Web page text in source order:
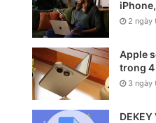
2 ngày
Apple
trong 4
3 ngày